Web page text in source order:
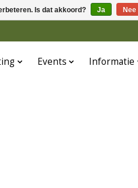
Events Informatie
Is dat akkoord? Ja Nee